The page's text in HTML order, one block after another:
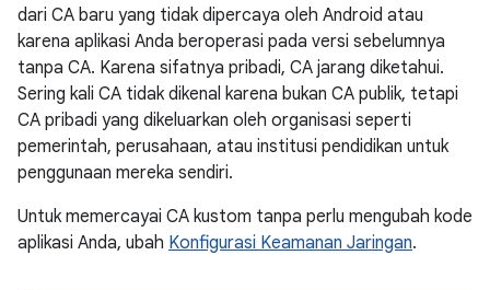
dari CA baru yang tidak dipercaya oleh Android atau
karena aplikasi Anda beroperasi pada versi sebelumnya
tanpa CA. Karena sifatnya pribadi, CA jarang diketahui.
Sering kali CA tidak dikenal karena bukan CA publik, tetapi
CA pribadi yang dikeluarkan oleh organisasi seperti
pemerintah, perusahaan, atau institusi pendidikan untuk
penggunaan mereka sendiri.
Untuk memercayai CA kustom tanpa perlu mengubah kode
aplikasi Anda, ubah Konfigurasi Keamanan Jaringan.